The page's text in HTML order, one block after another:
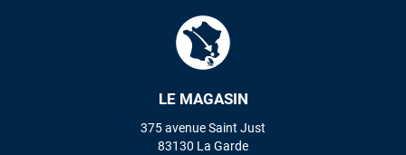
LE MAGASIN
375 avenue Saint Just
83130 La Garde